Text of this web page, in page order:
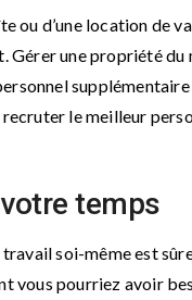
ou d’une location de
Gérer une propriété
recruter le meilleur
temps
soi-même est
vous pourriez avoir